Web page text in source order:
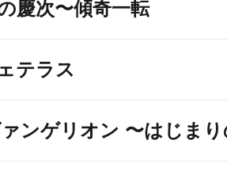
慶次〜傾奇一転
テラス
ンゲリオン 〜はじま